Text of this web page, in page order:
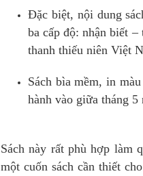
Đặc biệt, nội dung
ba cấp độ: nhận biết
thanh thiếu niên Việt
Sách bìa mềm, in
hành vào giữa tháng 5
Sách này rất phù hợp làm
một cuốn sách cần thiết